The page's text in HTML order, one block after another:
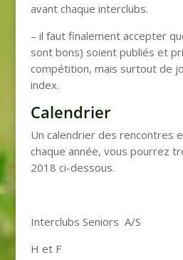
avant chaque interclubs.
– il faut finalement accepter
sont bons) soient publiés et
compétition, mais surtout de
index.
Calendrier
Un calendrier des rencontres
chaque année, vous pourrez
2018 ci-dessous.
Interclubs Seniors A/S
H et F